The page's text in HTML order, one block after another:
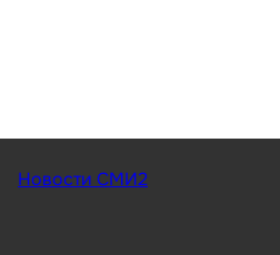
Новости СМИ2